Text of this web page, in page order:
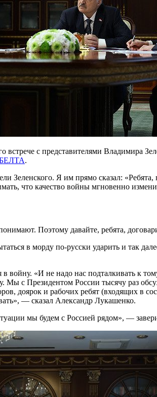
встрече с представителями Владимира
.
Зеленского. Я им прямо сказал:
что качество войны мгновенно
Поэтому давайте, ребята,
в морду по-русски ударить и так
в войну. «И не надо нас подталкивать
Мы с Президентом России тысячу раз
доярок и рабочих ребят (входящих в
— сказал Александр Лукашенко.
мы будем с Россией рядом», —